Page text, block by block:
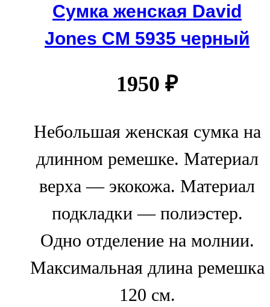
Сумка женская David
Jones СМ 5935 черный
1950 ₽
Небольшая женская сумка на
длинном ремешке. Материал
верха — экокожа. Материал
подкладки — полиэстер.
Одно отделение на молнии.
Максимальная длина ремешка
120 см.